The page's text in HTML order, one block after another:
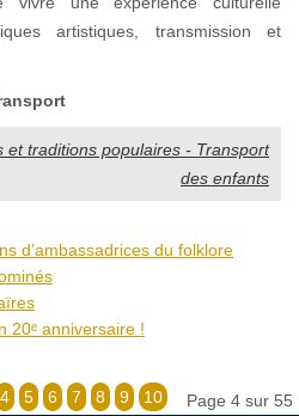
artistiques, transmission et
et traditions populaires - Transport
des enfants
d’ambassadrices du folklore
20ᵉ anniversaire !
Page 4 sur 55
4 5 6 7 8 9
10